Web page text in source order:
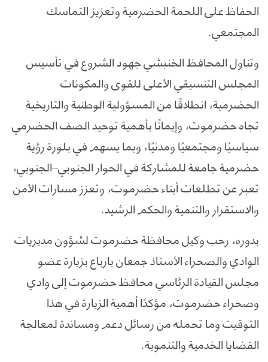
الحفاظ على اللحمة الحضرمية وتعزيز التماسك
المجتمعي.
وتناول المحافظ الخنبشي جهود الشروع في تأسيس
المجلس التنسيقي الأعلى للقوى والمكونات
الحضرمية، انطلاقًا من المسؤولية الوطنية والتاريخية
تجاه حضرموت، وإيمانًا بأهمية توحيد الصف الحضرمي
سياسيًا ومجتمعيًا ومدنيًا، وبما يسهم في بلورة رؤية
حضرمية جامعة للمشاركة في الحوار الجنوبي–الجنوبي،
تعبر عن تطلعات أبناء حضرموت، وتعزز مسارات الأمن
والاستقرار والتنمية والحكم الرشيد.
بدوره، رحب وكيل محافظة حضرموت لشؤون مديريات
الوادي والصحراء الأستاذ جمعان بارباع بزيارة عضو
مجلس القيادة الرئاسي محافظ حضرموت إلى وادي
وصحراء حضرموت، مؤكدًا أهمية الزيارة في هذا
التوقيت وما تحمله من رسائل دعم ومساندة لمعالجة
القضايا الخدمية والتنموية.